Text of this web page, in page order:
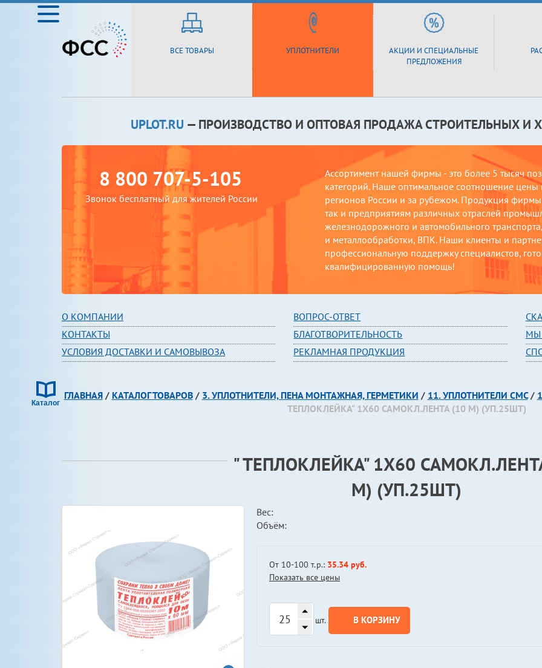
ВСЕ ТОВАРЫ УПЛОТНИТЕЛИ
АКЦИИ И СПЕЦИАЛЬНЫЕ
ПРЕДЛОЖЕНИЯ
UPLOT.RU — ПРОИЗВОДСТВО И ОПТОВАЯ ПРОДАЖА СТРОИТЕЛЬНЫХ И
8 800 707-5-105
Звонок бесплатный для жителей России
Ассортимент нашей фирмы - это более 5 тысяч
категорий. Наше оптимальное соотношение цены
регионов России и за рубежом. Продукция
так и предприятиям различных отраслей
железнодорожного и автомобильного
и металлообработки, ВПК. Наши клиенты и
профессиональную поддержку специалистов,
квалифицированную помощь!
О КОМПАНИИ
КОНТАКТЫ
УСЛОВИЯ ДОСТАВКИ И САМОВЫВОЗА
ВОПРОС-ОТВЕТ
БЛАГОТВОРИТЕЛЬНОСТЬ
РЕКЛАМНАЯ ПРОДУКЦИЯ
МЫ
ГЛАВНАЯ/ КАТАЛОГ ТОВАРОВ/ 3. УПЛОТНИТЕЛИ, ПЕНА МОНТАЖНАЯ, ГЕРМЕТИКИ / 11. УПЛОТНИТЕЛИ СМС/
ТЕПЛОКЛЕЙКА" 1Х60 САМОКЛ.ЛЕНТА (10 М) (УП.25ШТ)
" ТЕПЛОКЛЕЙКА" 1Х60
М) (УП.25ШТ)
Вес:
Объём:
От 10-100 т.р.: 35.34 руб.
Показать все цены
шт. В КОРЗИНУ